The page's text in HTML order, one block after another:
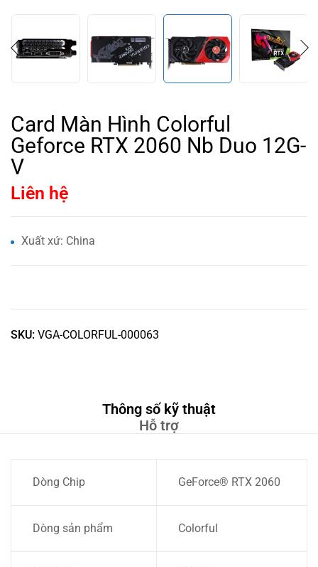
Card Màn Hình Colorful
Geforce RTX 2060 Nb Duo 12G-
V
Liên hệ
Xuất xứ: China
SKU: VGA-COLORFUL-000063
Thông số kỹ thuật
Hỗ trợ
Dòng Chip GeForce® RTX 2060
Dòng sản phẩm Colorful